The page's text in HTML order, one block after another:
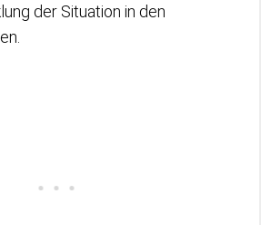
der Situation in den